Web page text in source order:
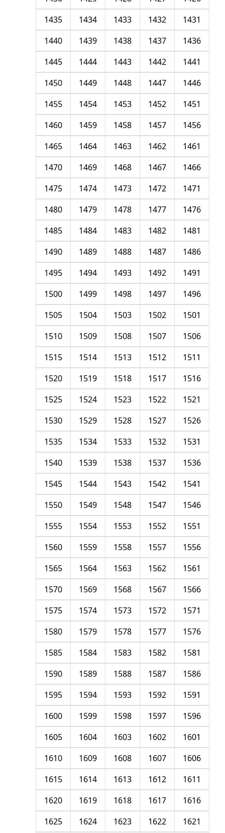
1431
1432
1433
1434
1435
1436
1437
1438
1439
1440
1441
1442
1443
1444
1445
1446
1447
1448
1449
1450
1451
1452
1453
1454
1455
1456
1457
1458
1459
1460
1461
1462
1463
1464
1465
1466
1467
1468
1469
1470
1471
1472
1473
1474
1475
1476
1477
1478
1479
1480
1481
1482
1483
1484
1485
1486
1487
1488
1489
1490
1491
1492
1493
1494
1495
1496
1497
1498
1499
1500
1501
1502
1503
1504
1505
1506
1507
1508
1509
1510
1511
1512
1513
1514
1515
1516
1517
1518
1519
1520
1521
1522
1523
1524
1525
1526
1527
1528
1529
1530
1531
1532
1533
1534
1535
1536
1537
1538
1539
1540
1541
1542
1543
1544
1545
1546
1547
1548
1549
1550
1551
1552
1553
1554
1555
1556
1557
1558
1559
1560
1561
1562
1563
1564
1565
1566
1567
1568
1569
1570
1571
1572
1573
1574
1575
1576
1577
1578
1579
1580
1581
1582
1583
1584
1585
1586
1587
1588
1589
1590
1591
1592
1593
1594
1595
1596
1597
1598
1599
1600
1601
1602
1603
1604
1605
1606
1607
1608
1609
1610
1611
1612
1613
1614
1615
1616
1617
1618
1619
1620
1621
1622
1623
1624
1625